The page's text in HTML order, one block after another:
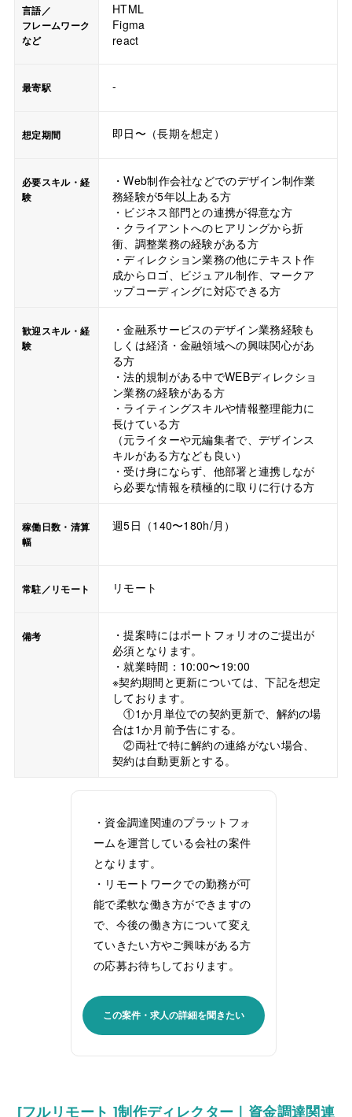
言語／
フレームワーク
など
HTML
Figma
react
最寄駅 -
想定期間 即日〜（長期を想定）
必要スキル・経
験
・Web制作会社などでのデザイン制作業
務経験が5年以上ある方
・ビジネス部門との連携が得意な方
・クライアントへのヒアリングから折
衝、調整業務の経験がある方
・ディレクション業務の他にテキスト作
成からロゴ、ビジュアル制作、マークア
ップコーディングに対応できる方
歓迎スキル・経
験
・金融系サービスのデザイン業務経験も
しくは経済・金融領域への興味関心があ
る方
・法的規制がある中でWEBディレクショ
ン業務の経験がある方
・ライティングスキルや情報整理能力に
長けている方
（元ライターや元編集者で、デザインス
キルがある方なども良い）
・受け身にならず、他部署と連携しなが
ら必要な情報を積極的に取りに行ける方
稼働日数・清算
幅
週5日（140〜180h/月）
常駐／リモート リモート
備考
・提案時にはポートフォリオのご提出が
必須となります。
・就業時間：10:00〜19:00
※契約期間と更新については、下記を想定
しております。
①1か月単位での契約更新で、解約の場
合は1か月前予告にする。
②両社で特に解約の連絡がない場合、
契約は自動更新とする。
・資金調達関連のプラットフォ
ームを運営している会社の案件
となります。
・リモートワークでの勤務が可
能で柔軟な働き方ができますの
で、今後の働き方について変え
ていきたい方やご興味がある方
の応募お待ちしております。
この案件・求人の詳細を聞きたい
[フルリモート ]制作ディレクター｜資金調達関連